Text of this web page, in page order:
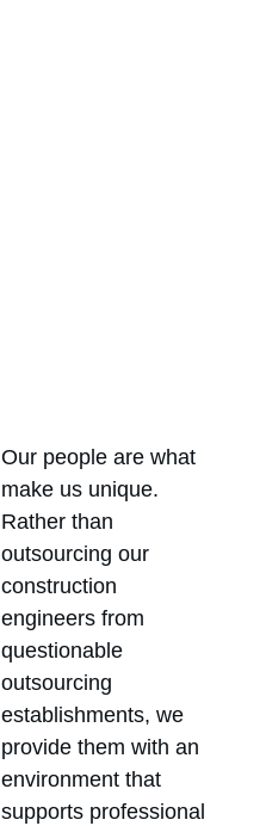
Our people are what
make us unique.
Rather than
outsourcing our
construction
engineers from
questionable
outsourcing
establishments, we
provide them with an
environment that
supports professional